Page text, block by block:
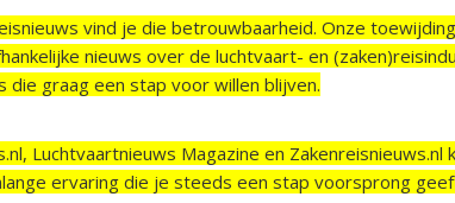
vind je die betrouwbaarheid. Onze
nieuws over de luchtvaart- en
graag een stap voor willen blijven.
Luchtvaartnieuws Magazine en Zakenreisnieuws.nl
ervaring die je steeds een stap voorsprong